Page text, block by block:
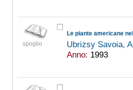
spoglio
Le piante americane
Ubrizsy Savoia,
Anno: 1993